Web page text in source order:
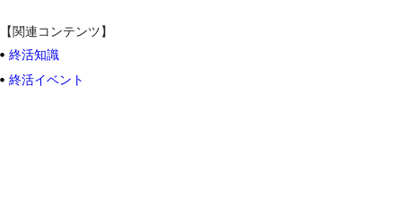
【関連コンテンツ】
終活知識
終活イベント